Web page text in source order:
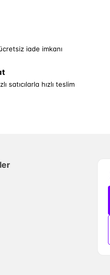
iade imkanı
satıcılarla hızlı teslim